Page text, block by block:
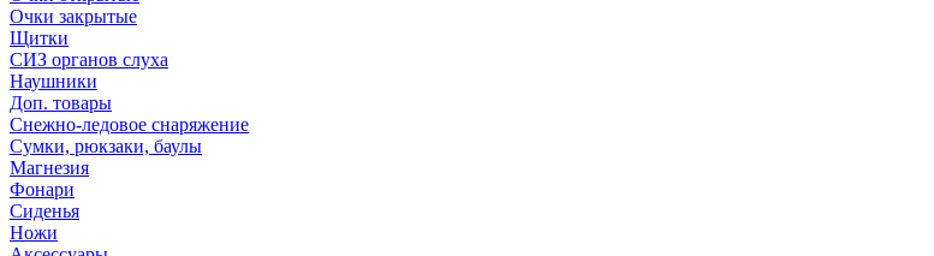
Очки закрытые
Щитки
СИЗ органов слуха
Наушники
Доп. товары
Снежно-ледовое снаряжение
Сумки, рюкзаки, баулы
Магнезия
Фонари
Сиденья
Ножи